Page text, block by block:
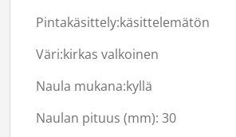
Pintakäsittely:käsittelemätön
Väri:kirkas valkoinen
Naula mukana:kyllä
Naulan pituus (mm): 30